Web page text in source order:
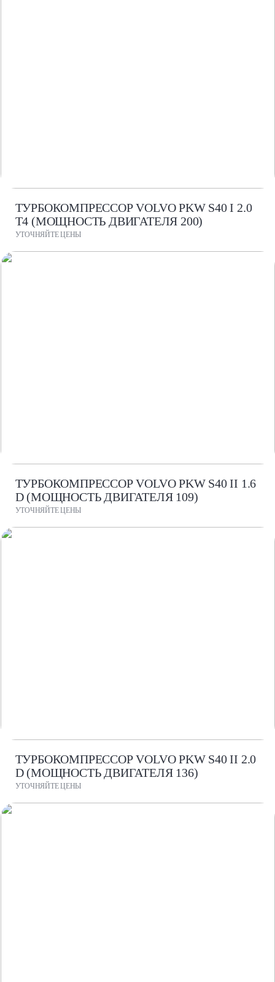
ТУРБОКОМПРЕССОР VOLVO PKW S40 I 2.0
T4 (МОЩНОСТЬ ДВИГАТЕЛЯ 200)
УТОЧНЯЙТЕ ЦЕНЫ
ТУРБОКОМПРЕССОР VOLVO PKW S40 II 1.6
D (МОЩНОСТЬ ДВИГАТЕЛЯ 109)
УТОЧНЯЙТЕ ЦЕНЫ
ТУРБОКОМПРЕССОР VOLVO PKW S40 II 2.0
D (МОЩНОСТЬ ДВИГАТЕЛЯ 136)
УТОЧНЯЙТЕ ЦЕНЫ